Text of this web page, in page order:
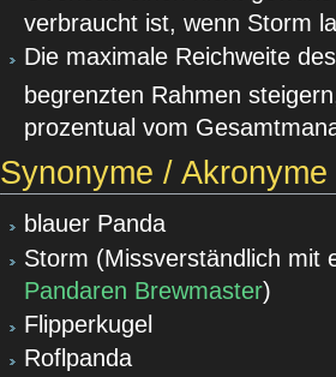
verbraucht ist, wenn Storm
Die maximale Reichweite
begrenzten Rahmen
prozentual vom
Synonyme / Akronyme
blauer Panda
Storm (Missverständlich mit
Pandaren Brewmaster)
Flipperkugel
Roflpanda